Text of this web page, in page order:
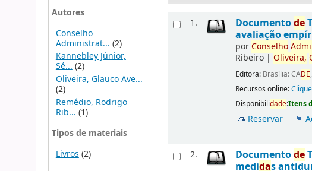
Autores
Conselho
Administrat... (2)
Kannebley Júnior,
Sé...(2)
Oliveira, Glauco Ave...
(2)
Remédio, Rodrigo
Rib... (1)
Tipos de materiais
Livros (2)
1. Documentode
avaliação
porConselho
Ribeiro |Oliveira,
Editora: Brasília: CADE
Recursos online:
Disponibilidade:Itens
Reservar
2. Documentode
medidas